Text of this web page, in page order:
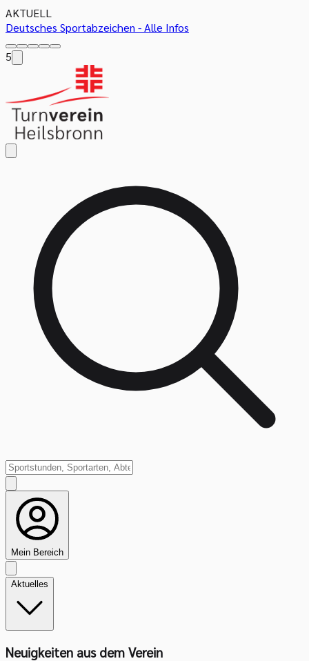
AKTUELL
Deutsches Sportabzeichen - Alle Infos
5
Mein Bereich
Aktuelles
Neuigkeiten aus dem Verein